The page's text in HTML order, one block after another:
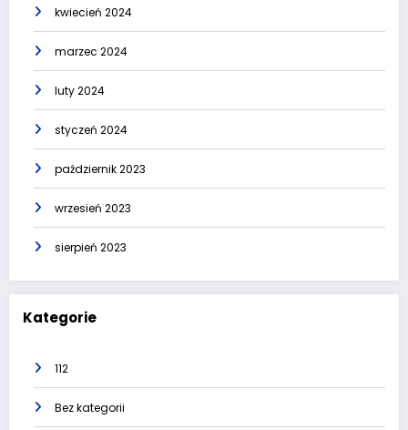
kwiecień 2024
marzec 2024
luty 2024
styczeń 2024
październik 2023
wrzesień 2023
sierpień 2023
Kategorie
112
Bez kategorii